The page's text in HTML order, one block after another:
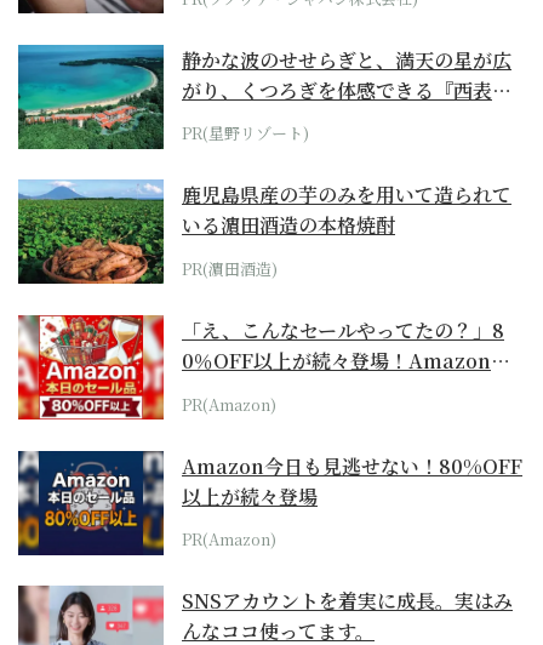
静かな波のせせらぎと、満天の星が広
がり、くつろぎを体感できる『西表島
ホテル by...
PR(星野リゾート)
鹿児島県産の芋のみを用いて造られて
いる濵田酒造の本格焼酎
PR(濵田酒造)
「え、こんなセールやってたの？」8
0％OFF以上が続々登場！Amazonの
本気が...
PR(Amazon)
Amazon今日も見逃せない！80%OFF
以上が続々登場
PR(Amazon)
SNSアカウントを着実に成長。実はみ
んなココ使ってます。